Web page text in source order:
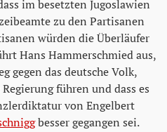
im besetzten Jugoslawien
zu den Partisanen
würden die Überläufer
Hans Hammerschmied aus,
gegen das deutsche Volk,
führen und dass es
von Engelbert
besser gegangen sei.